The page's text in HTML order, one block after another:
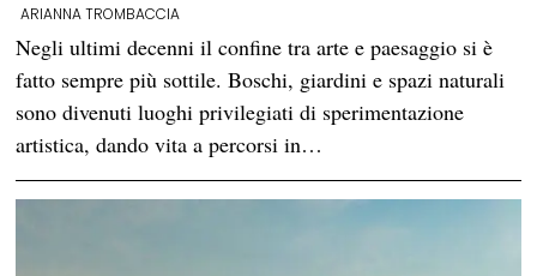
ARIANNA TROMBACCIA
Negli ultimi decenni il confine tra arte e paesaggio si è
fatto sempre più sottile. Boschi, giardini e spazi naturali
sono divenuti luoghi privilegiati di sperimentazione
artistica, dando vita a percorsi in…